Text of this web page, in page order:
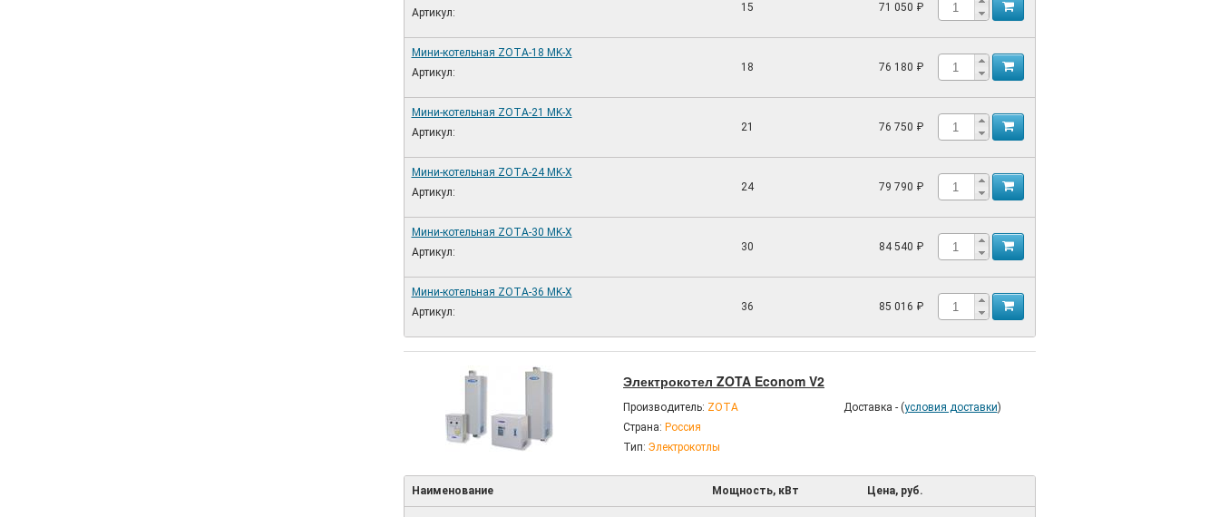
Артикул:
15 71 050 ₽
Мини-котельная ZOTA-18 MK-X
Артикул:
18 76 180 ₽
Мини-котельная ZOTA-21 MK-X
Артикул:
21 76 750 ₽
Мини-котельная ZOTA-24 MK-X
Артикул:
24 79 790 ₽
Мини-котельная ZOTA-30 MK-X
Артикул:
30 84 540 ₽
Мини-котельная ZOTA-36 MK-X
Артикул:
36 85 016 ₽
Электрокотел ZOTA Econom V2
Производитель: ZOTA
Страна: Россия
Тип: Электрокотлы
Доставка - (условия доставки)
Наименование Мощность, кВт Цена, руб.